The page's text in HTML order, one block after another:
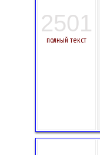
2501
полный текст